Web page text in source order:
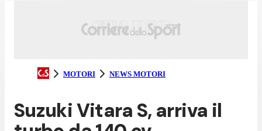
MOTORI NEWS MOTORI
Suzuki Vitara S, arriva il